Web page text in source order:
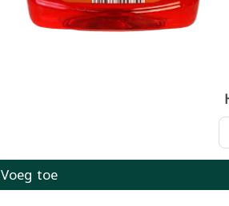
Voeg toe